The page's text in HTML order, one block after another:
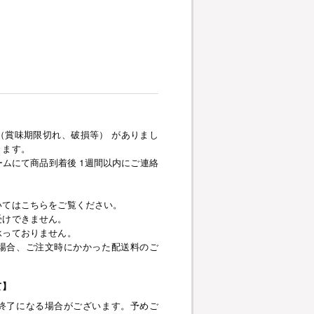
味期限切れ、破損等） がありまし
す。
にて商品到着後 1週間以内にご連絡
はこちらをご覧ください。
できません。
ておりません。
合、ご注文時にかかった配送料のご
了になる場合がございます。予めご